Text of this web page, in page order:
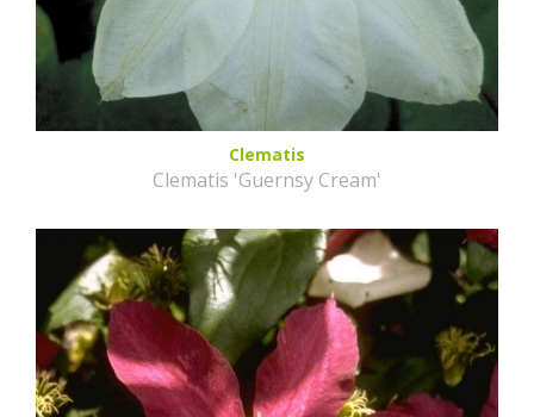
Clematis
Clematis 'Guernsy Cream'